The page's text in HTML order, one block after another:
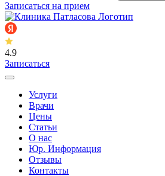
Записаться на прием
4.9
Записаться
Услуги
Врачи
Цены
Статьи
О нас
Юр. Информация
Отзывы
Контакты